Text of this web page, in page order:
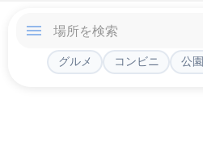
グルメ コンビニ 公園